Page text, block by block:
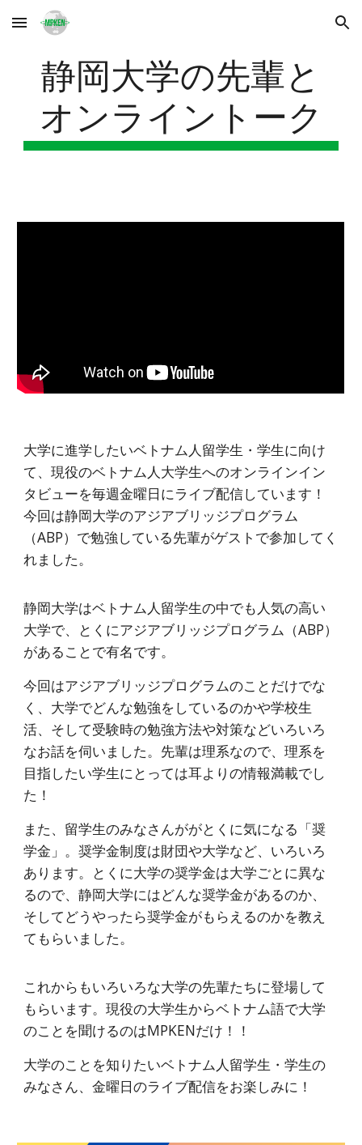
Skip to main content Skip to navigation
静岡大学の先輩と
オンライントーク
大学に進学したいベトナム人留学生・学生に向け
て、現役のベトナム人大学生へのオンラインイン
タビューを毎週金曜日にライブ配信しています！
今回は静岡大学のアジアブリッジプログラム
（ABP）で勉強している先輩がゲストで参加してく
れました。
静岡大学はベトナム人留学生の中でも人気の高い
大学で、とくにアジアブリッジプログラム（ABP）
があることで有名です。
今回はアジアブリッジプログラムのことだけでな
く、大学でどんな勉強をしているのかや学校生
活、そして受験時の勉強方法や対策などいろいろ
なお話を伺いました。先輩は理系なので、理系を
目指したい学生にとっては耳よりの情報満載でし
た！
また、留学生のみなさんががとくに気になる「奨
学金」。奨学金制度は財団や大学など、いろいろ
あります。とくに大学の奨学金は大学ごとに異な
るので、静岡大学にはどんな奨学金があるのか、
そしてどうやったら奨学金がもらえるのかを教え
てもらいました。
これからもいろいろな大学の先輩たちに登場して
もらいます。現役の大学生からベトナム語で大学
のことを聞けるのはMPKENだけ！！
大学のことを知りたいベトナム人留学生・学生の
みなさん、金曜日のライブ配信をお楽しみに！